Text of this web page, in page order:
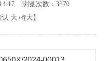
14:17 浏览次数：3270
认 大 特大 】